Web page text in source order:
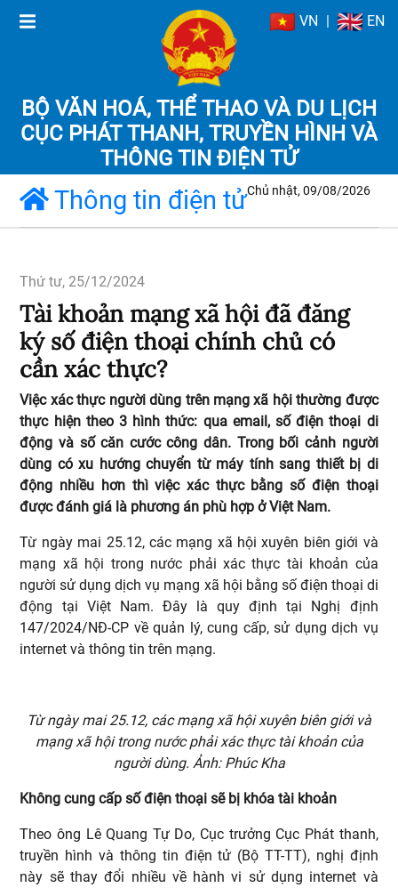
VN | EN
BỘ VĂN HOÁ, THỂ THAO VÀ DU LỊCH
CỤC PHÁT THANH, TRUYỀN HÌNH VÀ
THÔNG TIN ĐIỆN TỬ
Chủ nhật, 09/08/2026
Thông tin điện tử
Thứ tư, 25/12/2024
Tài khoản mạng xã hội đã đăng
ký số điện thoại chính chủ có
cần xác thực?
Việc xác thực người dùng trên mạng xã hội thường được
thực hiện theo 3 hình thức: qua email, số điện thoại di
động và số căn cước công dân. Trong bối cảnh người
dùng có xu hướng chuyển từ máy tính sang thiết bị di
động nhiều hơn thì việc xác thực bằng số điện thoại
được đánh giá là phương án phù hợp ở Việt Nam.
Từ ngày mai 25.12, các mạng xã hội xuyên biên giới và
mạng xã hội trong nước phải xác thực tài khoản của
người sử dụng dịch vụ mạng xã hội bằng số điện thoại di
động tại Việt Nam. Đây là quy định tại Nghị định
147/2024/NĐ-CP về quản lý, cung cấp, sử dụng dịch vụ
internet và thông tin trên mạng.
Từ ngày mai 25.12, các mạng xã hội xuyên biên giới và
mạng xã hội trong nước phải xác thực tài khoản của
người dùng. Ảnh: Phúc Kha
Không cung cấp số điện thoại sẽ bị khóa tài khoản
Theo ông Lê Quang Tự Do, Cục trưởng Cục Phát thanh,
truyền hình và thông tin điện tử (Bộ TT-TT), nghị định
này sẽ thay đổi nhiều về hành vi sử dụng internet và